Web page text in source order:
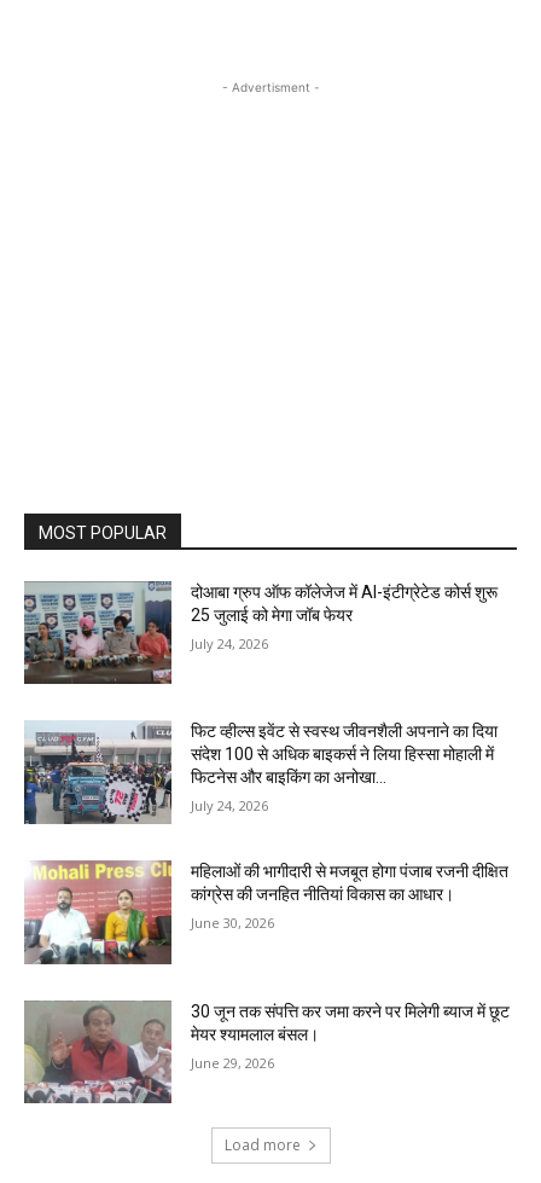
- Advertisment -
MOST POPULAR
दोआबा ग्रुप ऑफ कॉलेजेज में AI-इंटीग्रेटेड कोर्स शुरू
25 जुलाई को मेगा जॉब फेयर
July 24, 2026
फिट व्हील्स इवेंट से स्वस्थ जीवनशैली अपनाने का दिया
संदेश 100 से अधिक बाइकर्स ने लिया हिस्सा मोहाली में
फिटनेस और बाइकिंग का अनोखा...
July 24, 2026
महिलाओं की भागीदारी से मजबूत होगा पंजाब रजनी दीक्षित
कांग्रेस की जनहित नीतियां विकास का आधार।
June 30, 2026
30 जून तक संपत्ति कर जमा करने पर मिलेगी ब्याज में छूट
मेयर श्यामलाल बंसल।
June 29, 2026
Load more